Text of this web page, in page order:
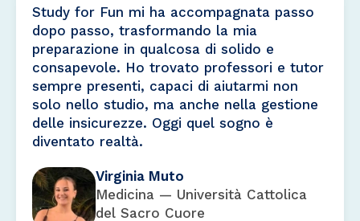
Study for Fun mi ha accompagnata passo
dopo passo, trasformando la mia
preparazione in qualcosa di solido e
consapevole. Ho trovato professori e tutor
sempre presenti, capaci di aiutarmi non
solo nello studio, ma anche nella gestione
delle insicurezze. Oggi quel sogno è
diventato realtà.
Virginia Muto
Medicina — Università Cattolica
del Sacro Cuore